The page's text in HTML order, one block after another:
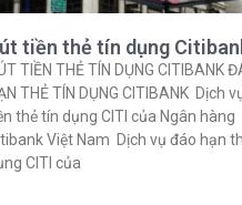
tiền thẻ tín dụng
TIỀN THẺ TÍN DỤNG CITIBANK
THẺ TÍN DỤNG CITIBANK Dịch
thẻ tín dụng CITI của Ngân hàng
Việt Nam Dịch vụ đáo hạn
CITI của